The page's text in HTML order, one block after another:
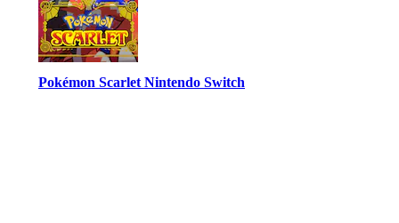
Pokémon Scarlet Nintendo Switch